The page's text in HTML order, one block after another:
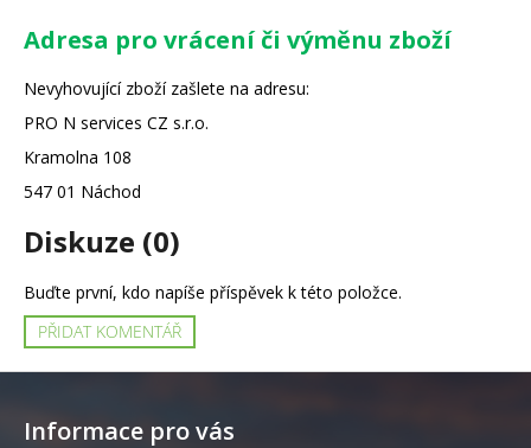
Adresa pro vrácení či výměnu zboží
Nevyhovující zboží zašlete na adresu:
PRO N services CZ s.r.o.
Kramolna 108
547 01 Náchod
Diskuze (0)
Buďte první, kdo napíše příspěvek k této položce.
PŘIDAT KOMENTÁŘ
Z
Informace pro vás